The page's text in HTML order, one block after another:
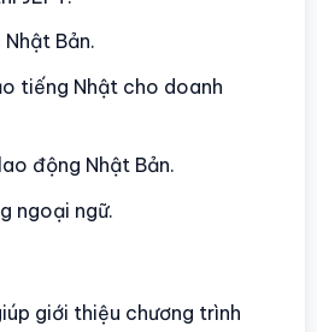
Bản.
tiếng Nhật cho doanh
động Nhật Bản.
ngoại ngữ.
giới thiệu chương trình